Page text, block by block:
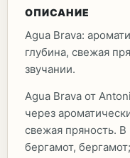
ОПИСАНИЕ
Agua Brava:
глубина, свежая
звучании.
Agua Brava от
через
свежая пряность.
бергамот,